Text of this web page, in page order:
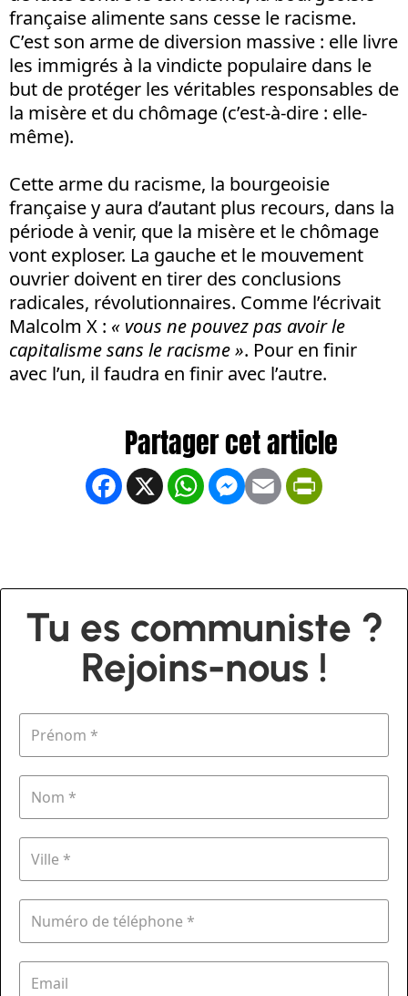
française alimente sans cesse le racisme.
C’est son arme de diversion massive : elle livre
les immigrés à la vindicte populaire dans le
but de protéger les véritables responsables de
la misère et du chômage (c’est-à-dire : elle-
même).
Cette arme du racisme, la bourgeoisie
française y aura d’autant plus recours, dans la
période à venir, que la misère et le chômage
vont exploser. La gauche et le mouvement
ouvrier doivent en tirer des conclusions
radicales, révolutionnaires. Comme l’écrivait
Malcolm X : « vous ne pouvez pas avoir le
capitalisme sans le racisme ». Pour en finir
avec l’un, il faudra en finir avec l’autre.
Facebook
X WhatsApp
Messenger
Email
Tu es communiste ?
Rejoins-nous !